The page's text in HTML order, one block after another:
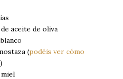
aceite de oliva
(podéis ver cómo
)